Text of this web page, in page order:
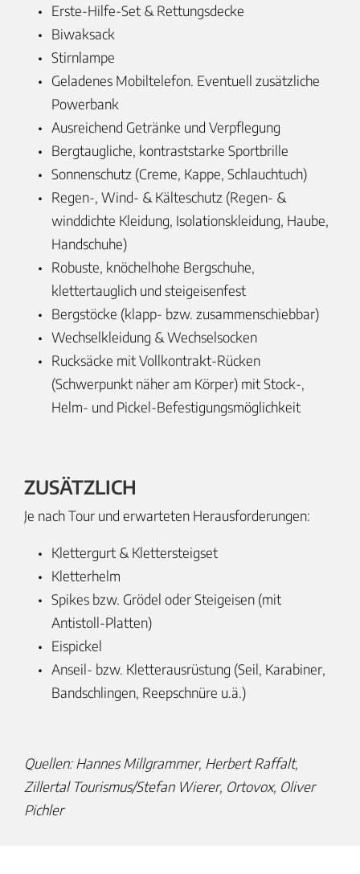
Erste-Hilfe-Set & Rettungsdecke
Biwaksack
Stirnlampe
Geladenes Mobiltelefon. Eventuell zusätzliche
Powerbank
Ausreichend Getränke und Verpflegung
Bergtaugliche, kontraststarke Sportbrille
Sonnenschutz (Creme, Kappe, Schlauchtuch)
Regen-, Wind- & Kälteschutz (Regen- &
winddichte Kleidung, Isolationskleidung, Haube,
Handschuhe)
Robuste, knöchelhohe Bergschuhe,
klettertauglich und steigeisenfest
Bergstöcke (klapp- bzw. zusammenschiebbar)
Wechselkleidung & Wechselsocken
Rucksäcke mit Vollkontrakt-Rücken
(Schwerpunkt näher am Körper) mit Stock-,
Helm- und Pickel-Befestigungsmöglichkeit
ZUSÄTZLICH
Je nach Tour und erwarteten Herausforderungen:
Klettergurt & Klettersteigset
Kletterhelm
Spikes bzw. Grödel oder Steigeisen (mit
Antistoll-Platten)
Eispickel
Anseil- bzw. Kletterausrüstung (Seil, Karabiner,
Bandschlingen, Reepschnüre u.ä.)
Quellen: Hannes Millgrammer, Herbert Raffalt,
Zillertal Tourismus/Stefan Wierer, Ortovox, Oliver
Pichler